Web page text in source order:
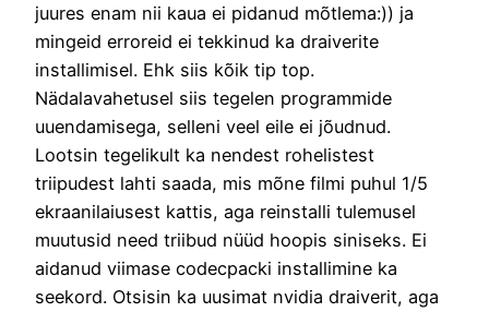
juures enam nii kaua ei pidanud mõtlema:)) ja
mingeid erroreid ei tekkinud ka draiverite
installimisel. Ehk siis kõik tip top.
Nädalavahetusel siis tegelen programmide
uuendamisega, selleni veel eile ei jõudnud.
Lootsin tegelikult ka nendest rohelistest
triipudest lahti saada, mis mõne filmi puhul 1/5
ekraanilaiusest kattis, aga reinstalli tulemusel
muutusid need triibud nüüd hoopis siniseks. Ei
aidanud viimase codecpacki installimine ka
seekord. Otsisin ka uusimat nvidia draiverit, aga